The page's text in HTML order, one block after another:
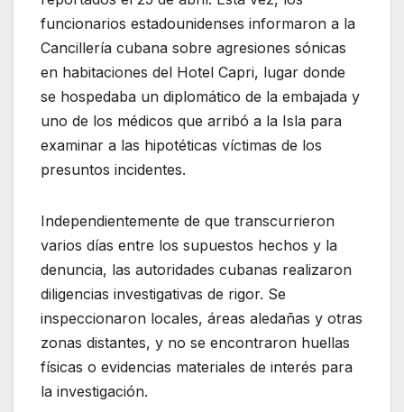
funcionarios estadounidenses informaron a la
Cancillería cubana sobre agresiones sónicas
en habitaciones del Hotel Capri, lugar donde
se hospedaba un diplomático de la embajada y
uno de los médicos que arribó a la Isla para
examinar a las hipotéticas víctimas de los
presuntos incidentes.
Independientemente de que transcurrieron
varios días entre los supuestos hechos y la
denuncia, las autoridades cubanas realizaron
diligencias investigativas de rigor. Se
inspeccionaron locales, áreas aledañas y otras
zonas distantes, y no se encontraron huellas
físicas o evidencias materiales de interés para
la investigación.